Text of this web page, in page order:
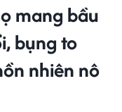
mang bầu
bụng to
nhiên nô